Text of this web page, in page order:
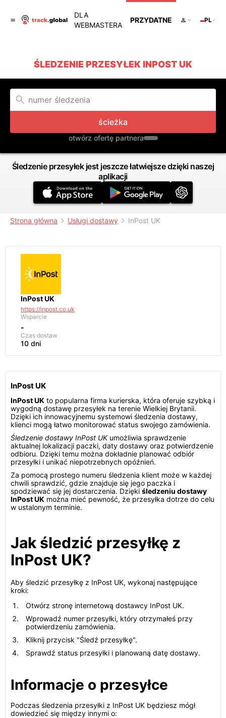
DLA
WEBMASTERA
PRZYDATNE PL
ŚLEDZENIE PRZESYŁEK INPOST UK
ścieżka
otwórz ofertę partnera
Śledzenie przesyłek jest jeszcze łatwiejsze dzięki naszej
aplikacji
Strona główna Usługi dostawy InPost UK
InPost UK
https://inpost.co.uk
Wsparcie
-
Czas dostaw
10 dni
InPost UK
InPost UK to popularna firma kurierska, która oferuje szybką i
wygodną dostawę przesyłek na terenie Wielkiej Brytanii.
Dzięki ich innowacyjnemu systemowi śledzenia dostawy,
klienci mogą łatwo monitorować status swojego zamówienia.
Śledzenie dostawy InPost UKumożliwia sprawdzenie
aktualnej lokalizacji paczki, daty dostawy oraz potwierdzenie
odbioru. Dzięki temu można dokładnie planować odbiór
przesyłki i unikać niepotrzebnych opóźnień.
Za pomocą prostego numeru śledzenia klient może w każdej
chwili sprawdzić, gdzie znajduje się jego paczka i
spodziewać się jej dostarczenia. Dzięki śledzeniu dostawy
InPost UK można mieć pewność, że przesyłka dotrze do celu
w ustalonym terminie.
Jak śledzić przesyłkę z
InPost UK?
Aby śledzić przesyłkę z InPost UK, wykonaj następujące
kroki:
Otwórz stronę internetową dostawcy InPost UK.
Wprowadź numer przesyłki, który otrzymałeś przy
potwierdzeniu zamówienia.
Kliknij przycisk "Śledź przesyłkę".
Sprawdź status przesyłki i planowaną datę dostawy.
Informacje o przesyłce
Podczas śledzenia przesyłki z InPost UK będziesz mógł
dowiedzieć się między innymi o: